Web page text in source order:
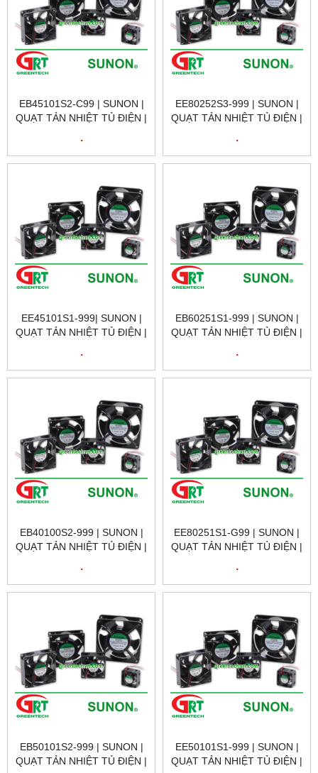
EB45101S2-C99 | SUNON |
QUẠT TẢN NHIỆT TỦ ĐIỆN |
.
EE80252S3-999 | SUNON |
QUẠT TẢN NHIỆT TỦ ĐIỆN |
.
EE45101S1-999| SUNON |
QUẠT TẢN NHIỆT TỦ ĐIỆN |
.
EB60251S1-999 | SUNON |
QUẠT TẢN NHIỆT TỦ ĐIỆN |
.
EB40100S2-999 | SUNON |
QUẠT TẢN NHIỆT TỦ ĐIỆN |
.
EE80251S1-G99 | SUNON |
QUẠT TẢN NHIỆT TỦ ĐIỆN |
.
EB50101S2-999 | SUNON |
QUẠT TẢN NHIỆT TỦ ĐIỆN |
EE50101S1-999 | SUNON |
QUẠT TẢN NHIỆT TỦ ĐIỆN |